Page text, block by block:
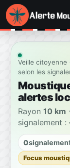
Veille citoyenne
selon les
alertes
Rayon 10 km
signalement :
0
Focus